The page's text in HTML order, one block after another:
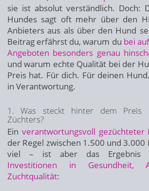
sie ist absolut verständlich. Doch:
Hundes sagt oft mehr über den
Anbieters aus als über den Hund
Beitrag erfährst du, warum du bei
Angeboten besonders genau
und warum echte Qualität bei der
Preis hat. Für dich. Für deinen
in Verantwortung.
1. Was steckt hinter dem Preis
Züchters?
Ein verantwortungsvoll gezüchteter
der Regel zwischen 1.500 und 3.000
viel – ist aber das Ergebnis
Investitionen in Gesundheit,
Zuchtqualität: